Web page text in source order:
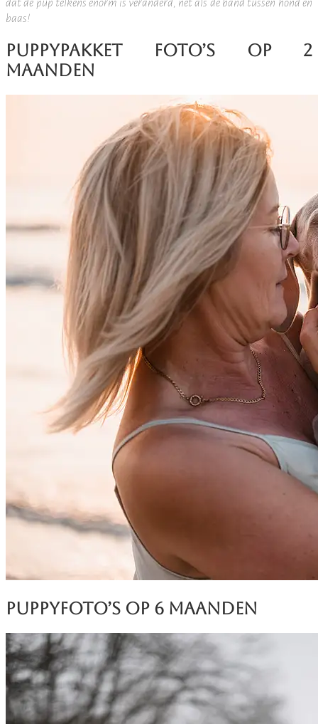
dat de pup telkens enorm is veranderd, net als de band tussen hond en
baas!
Puppypakket foto’s op 2
maanden
Puppyfoto’s op 6 maanden